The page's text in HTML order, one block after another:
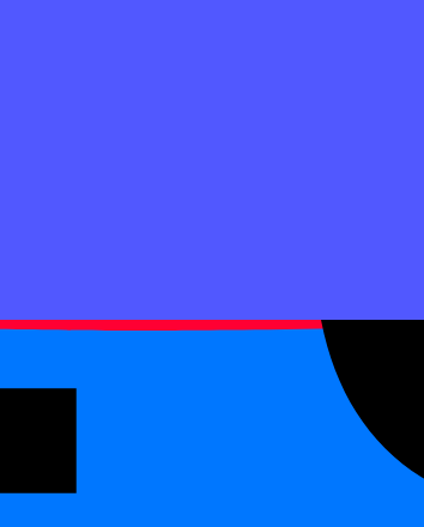
关 звучит неполно. Нужен результат вроде 关上